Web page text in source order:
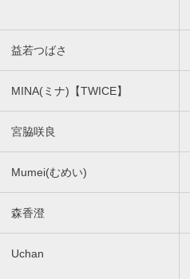
益若つばさ
MINA(ミナ)【TWICE】
宮脇咲良
Mumei(むめい)
森香澄
Uchan